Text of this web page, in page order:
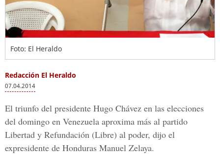
Foto: El Heraldo
Redacción El Heraldo
07.04.2014
El triunfo del presidente Hugo Chávez en las elecciones
del domingo en Venezuela aproxima más al partido
Libertad y Refundación (Libre) al poder, dijo el
expresidente de Honduras Manuel Zelaya.